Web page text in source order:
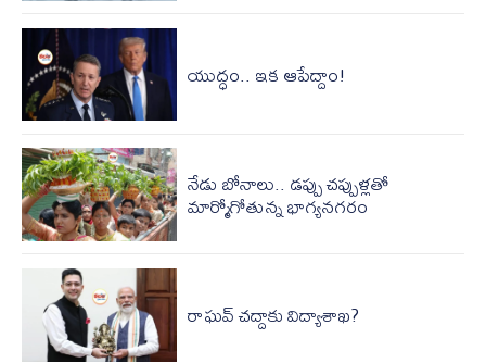
యుద్ధం.. ఇక ఆపేద్దాం!
నేడు బోనాలు.. డప్పు చప్పుళ్లతో
మార్మోగోతున్న భాగ్యనగరం
రాఘవ్‌ చద్దాకు విద్యాశాఖ?